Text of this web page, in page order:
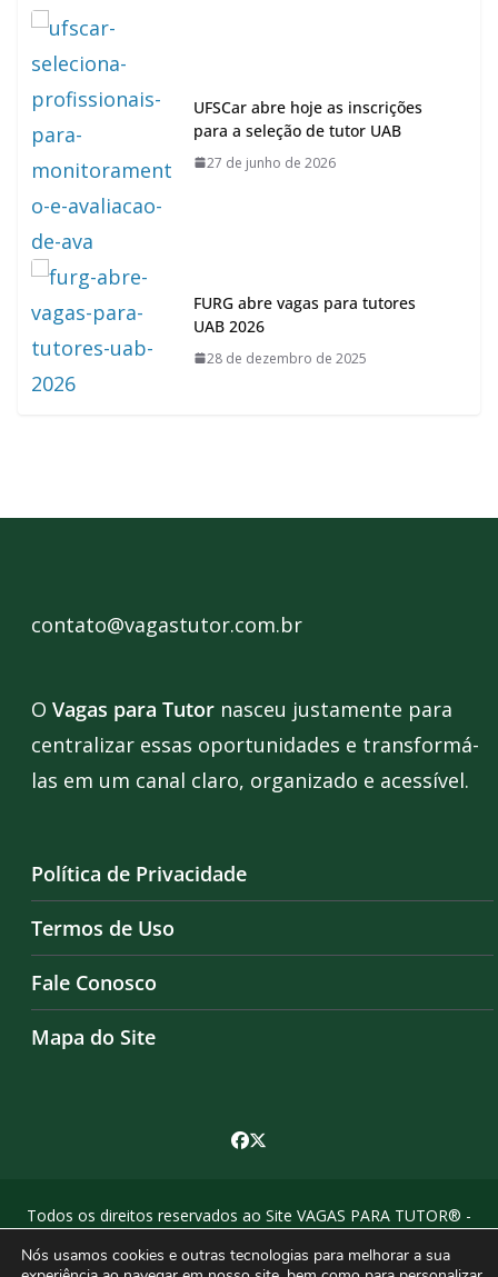
UFSCar abre hoje as inscrições
para a seleção de tutor UAB
27 de junho de 2026
FURG abre vagas para tutores
UAB 2026
28 de dezembro de 2025
contato@vagastutor.com.br
O Vagas para Tutor nasceu justamente para
centralizar essas oportunidades e transformá-
las em um canal claro, organizado e acessível.
Política de Privacidade
Termos de Uso
Fale Conosco
Mapa do Site
Todos os direitos reservados ao Site VAGAS PARA TUTOR® -
Nós usamos cookies e outras tecnologias para melhorar a sua